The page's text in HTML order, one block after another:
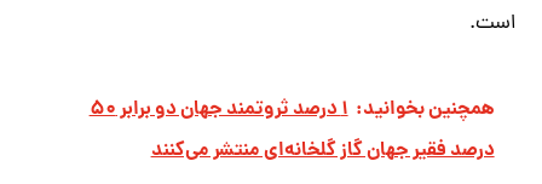
است.
همچنین بخوانید:
۱ درصد ثروتمند جهان دو برابر ۵۰
درصد فقیر جهان گاز گلخانه‌ای منتشر می‌کنند